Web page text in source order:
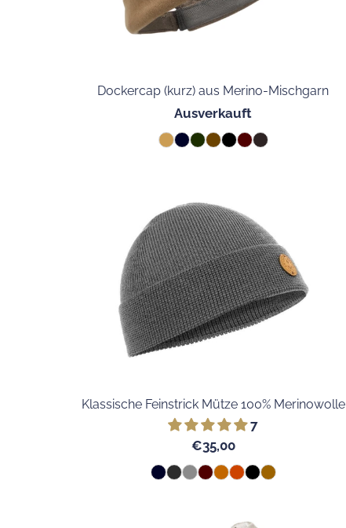
Dockercap (kurz) aus Merino-Mischgarn
Ausverkauft
Klassische Feinstrick Mütze 100% Merinowolle
7
€35,00